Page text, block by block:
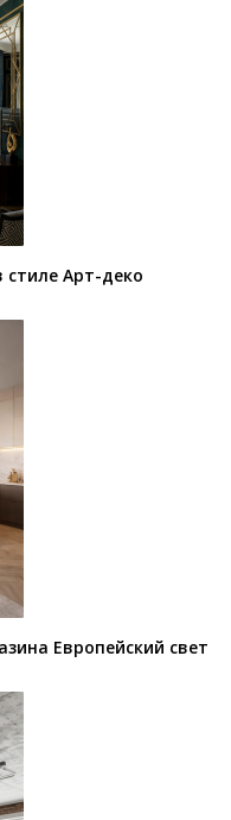
Арт-деко
Европейский свет